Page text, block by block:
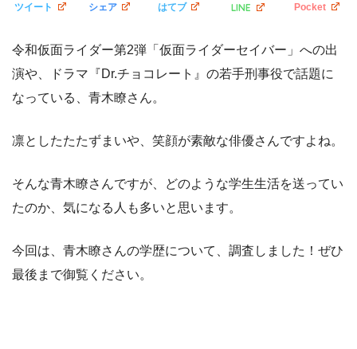
ツイート シェア はてブ LINE Pocket
令和仮面ライダー第2弾「仮面ライダーセイバー」への出
演や、ドラマ『Dr.チョコレート』の若手刑事役で話題に
なっている、青木瞭さん。
凛としたたたずまいや、笑顔が素敵な俳優さんですよね。
そんな青木瞭さんですが、どのような学生生活を送ってい
たのか、気になる人も多いと思います。
今回は、青木瞭さんの学歴について、調査しました！ぜひ
最後まで御覧ください。